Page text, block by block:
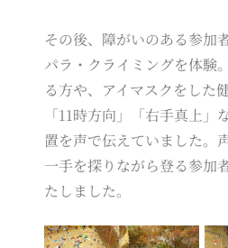
その後、障がいのある参加
パラ・クライミングを体験
る方や、アイマスクをした
「11時方向」「右手真上」
置を声で伝えていました。
一手を探りながら登る参加
たしました。